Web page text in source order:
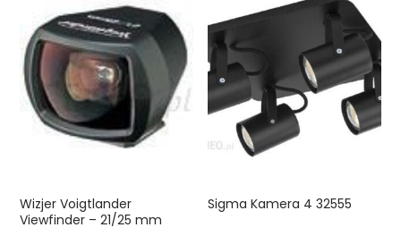
Wizjer Voigtlander
Viewfinder – 21/25 mm
Sigma Kamera 4 32555